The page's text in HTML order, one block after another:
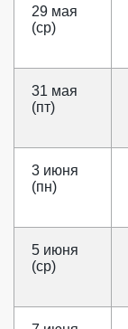
29 мая
(ср)
31 мая
(пт)
3 июня
(пн)
5 июня
(ср)